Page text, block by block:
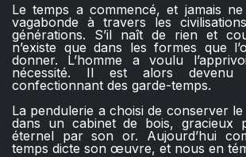
Le temps a commencé, et jamais
vagabonde à travers les
générations. S’il naît de rien et
n’existe que dans les formes que
donner. L’homme a voulu
nécessité. Il est alors devenu
confectionnant des garde-temps.
La pendulerie a choisi de conserver
dans un cabinet de bois, gracieux
éternel par son or. Aujourd’hui
temps dicte son œuvre, et nous en